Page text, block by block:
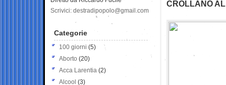
CROLLANO
Scrivici: destradipopolo@gmail.com
Categorie
100 giorni (5)
Aborto (20)
Acca Larentia (2)
Alcool (3)